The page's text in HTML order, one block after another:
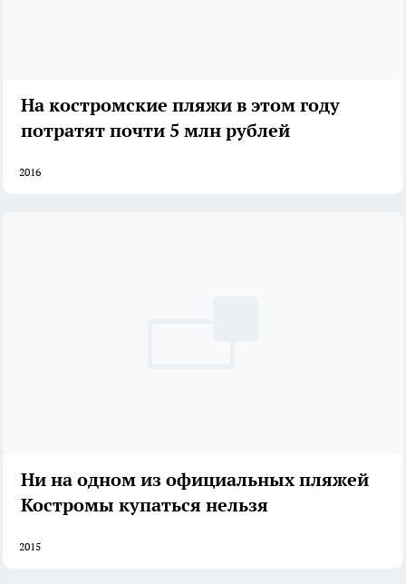
На костромские пляжи в этом году
потратят почти 5 млн рублей
2016
Ни на одном из официальных пляжей
Костромы купаться нельзя
2015